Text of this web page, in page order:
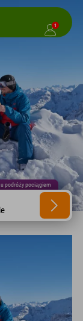
1
podróży pociągiem